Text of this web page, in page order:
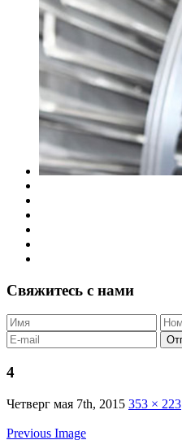
Свяжитесь с нами
4
Четверг мая 7th, 2015 353 × 223
Previous Image